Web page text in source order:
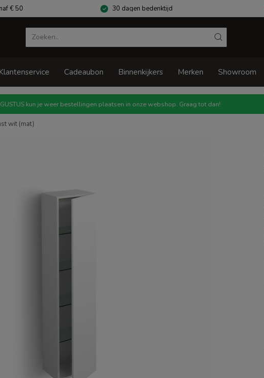
€ 50 30 dagen bedenktijd
Klantenservice Cadeaubon Binnenkijkers Merken Showroom
kun je weer bestellingen plaatsen in onze webshop. Graag tot dan!
wit (mat)